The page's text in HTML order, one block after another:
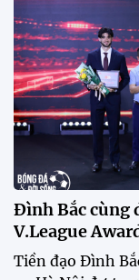
ngờ thu hút sự
khi một phóng
dõi màn thể hiện
Đình Bắc
V.League
Festival bóng
Đồng Tháp